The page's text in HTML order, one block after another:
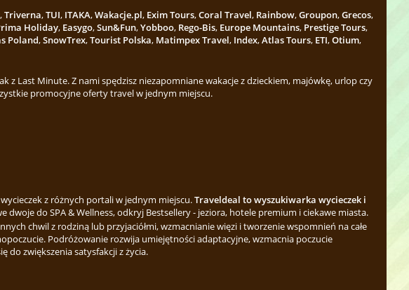
,Triverna,TUI, ITAKA,Wakacje.pl, Exim Tours,Coral Travel, Rainbow,Groupon,Grecos,
Holiday, Easygo,Sun&Fun,Yobboo, Rego-Bis, Europe Mountains, Prestige Tours,
Poland,SnowTrex,Tourist Polska, Matimpex Travel, Index,Atlas Tours, ETI,Otium,
z Last Minute. Z nami spędzisz niezapomniane wakacje z dzieckiem, majówkę, urlop czy
promocyjne oferty travel w jednym miejscu.
z różnych portali w jednym miejscu.Traveldeal to wyszukiwarka wycieczek i
do SPA & Wellness, odkryj Bestsellery - jeziora, hotele premium i ciekawe miasta.
chwil z rodziną lub przyjaciółmi, wzmacnianie więzi i tworzenie wspomnień na całe
Podróżowanie rozwija umiejętności adaptacyjne, wzmacnia poczucie
do zwiększenia satysfakcji z życia.